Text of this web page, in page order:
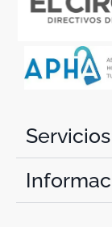
Servicios